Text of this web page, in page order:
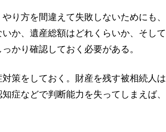
り方を間違えて失敗しないためにも、
か、遺産総額はどれくらいか、そして
かり確認しておく必要がある。
策をしておく。財産を残す被相続人は
症などで判断能力を失ってしまえば、